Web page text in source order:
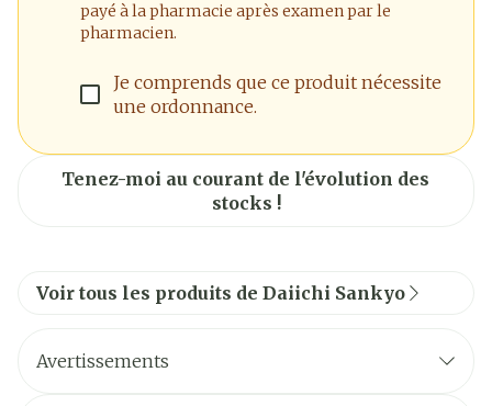
payé à la pharmacie après examen par le
pharmacien.
Je comprends que ce produit nécessite
une ordonnance.
Tenez-moi au courant de l'évolution des
stocks !
Voir tous les produits de Daiichi Sankyo
Avertissements